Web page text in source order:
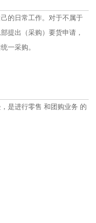
的日常工作。对于不属于
提出（采购）要货申请，
一采购。
是进行零售 和团购业务 的